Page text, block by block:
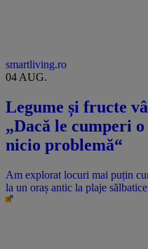
smartliving.ro
04 AUG.
Legume și fructe
„Dacă le cumperi
nicio problemă“
Am explorat locuri mai puțin
la un oraș antic la plaje sălbatice